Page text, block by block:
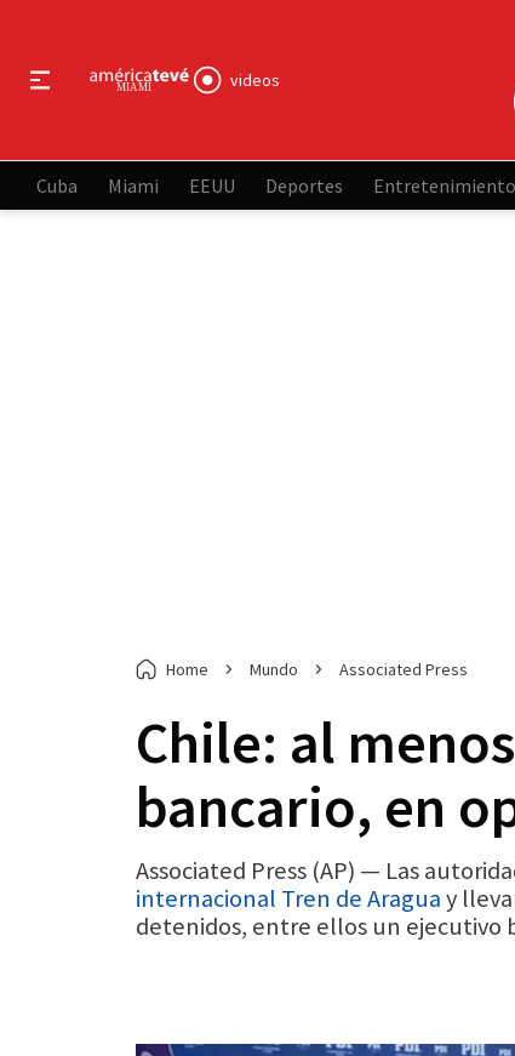
videos
Cuba Miami EEUU Deportes
Home Mundo Associated Press
Chile: al
bancario, en
Associated Press (AP) — Las
internacional Tren de Araguay
detenidos, entre ellos un ejecutivo